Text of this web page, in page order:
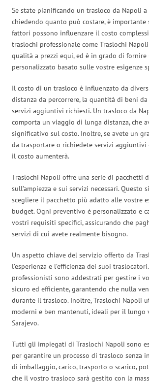
Se state pianificando un trasloco da Napoli
chiedendo quanto può costare, è importante
fattori possono influenzare il costo
traslochi professionale come Traslochi
qualità a prezzi equi, ed è in grado di
personalizzato basato sulle vostre esigenze
Il costo di un trasloco è influenzato da
distanza da percorrere, la quantità di beni
servizi aggiuntivi richiesti. Un trasloco da
comporta un viaggio di lunga distanza, che
significativo sul costo. Inoltre, se avete un
da trasportare o richiedete servizi aggiuntivi
il costo aumenterà.
Traslochi Napoli offre una serie di pacchetti
sull’ampiezza e sui servizi necessari. Questo
scegliere il pacchetto più adatto alle vostre
budget. Ogni preventivo è personalizzato e
vostri requisiti specifici, assicurando che
servizi di cui avete realmente bisogno.
Un aspetto chiave del servizio offerto da
l’esperienza e l’efficienza dei suoi
professionisti sono addestrati per gestire i
sicuro ed efficiente, garantendo che nulla
durante il trasloco. Inoltre, Traslochi Napoli
moderni e ben mantenuti, ideali per il lungo
Sarajevo.
Tutti gli impiegati di Traslochi Napoli sono
per garantire un processo di trasloco senza
di imballaggio, carico, trasporto o scarico,
che il vostro trasloco sarà gestito con la